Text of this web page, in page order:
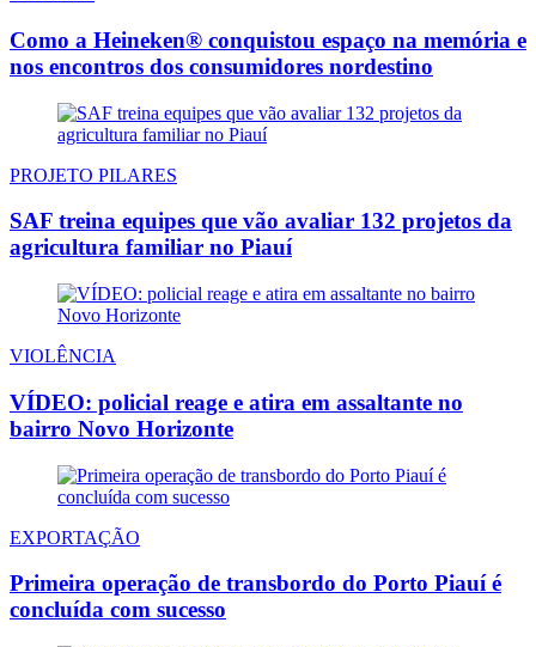
Como a Heineken® conquistou espaço na memória e
nos encontros dos consumidores nordestino
PROJETO PILARES
SAF treina equipes que vão avaliar 132 projetos da
agricultura familiar no Piauí
VIOLÊNCIA
VÍDEO: policial reage e atira em assaltante no
bairro Novo Horizonte
EXPORTAÇÃO
Primeira operação de transbordo do Porto Piauí é
concluída com sucesso